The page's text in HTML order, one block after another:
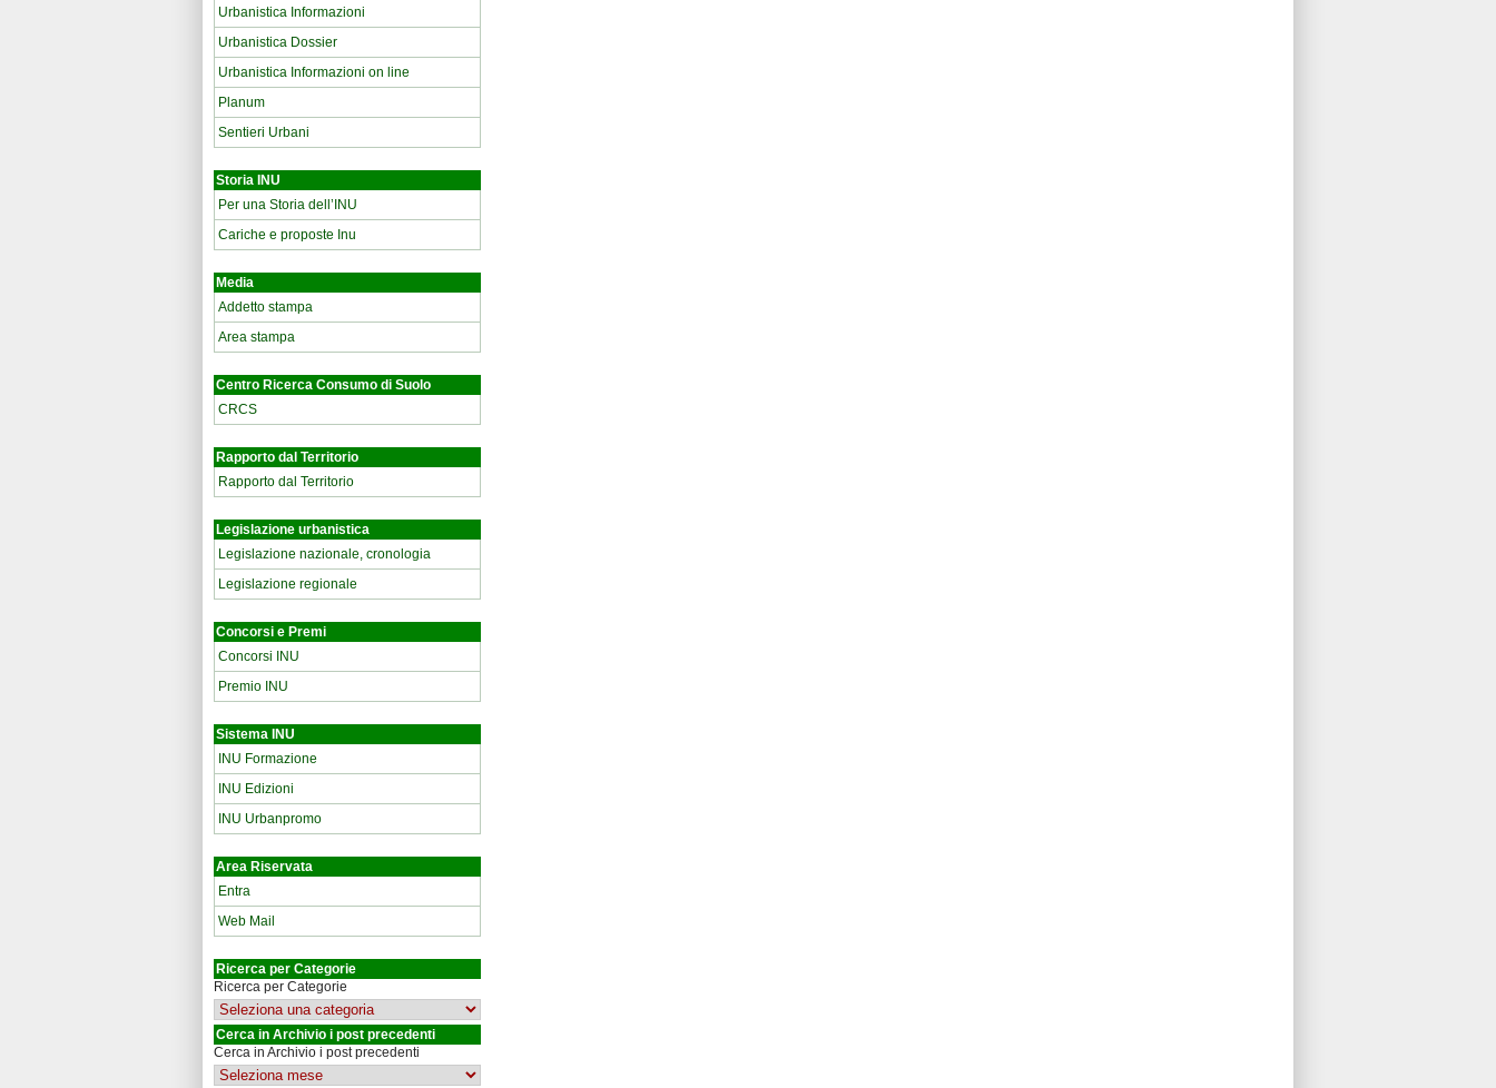
Urbanistica Informazioni
Urbanistica Dossier
Urbanistica Informazioni on line
Planum
Sentieri Urbani
Storia INU
Per una Storia dell’INU
Cariche e proposte Inu
Media
Addetto stampa
Area stampa
Centro Ricerca Consumo di Suolo
CRCS
Rapporto dal Territorio
Rapporto dal Territorio
Legislazione urbanistica
Legislazione nazionale, cronologia
Legislazione regionale
Concorsi e Premi
Concorsi INU
Premio INU
Sistema INU
INU Formazione
INU Edizioni
INU Urbanpromo
Area Riservata
Entra
Web Mail
Ricerca per Categorie
Ricerca per Categorie
Cerca in Archivio i post precedenti
Cerca in Archivio i post precedenti